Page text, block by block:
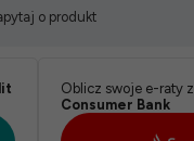
o produkt
Oblicz swoje e-raty z
Consumer Bank